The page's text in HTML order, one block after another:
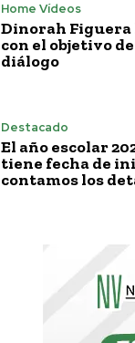
Home Vídeos
Dinorah Figuera
con el objetivo
diálogo
Destacado
El año escolar
tiene fecha de
contamos los